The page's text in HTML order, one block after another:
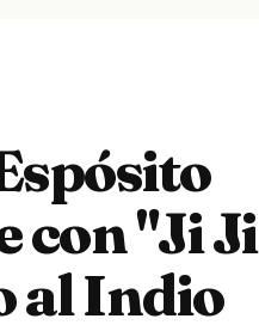
con "Ji Ji
al Indio